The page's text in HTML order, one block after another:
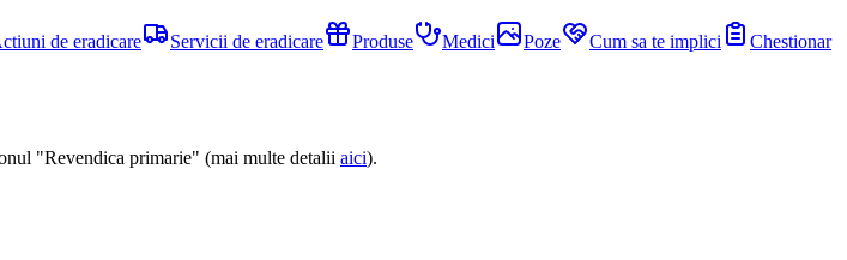
de eradicare Servicii de eradicare Produse Medici Poze Cum sa te implici
Chestionar
"Revendica primarie" (mai multe detalii aici).